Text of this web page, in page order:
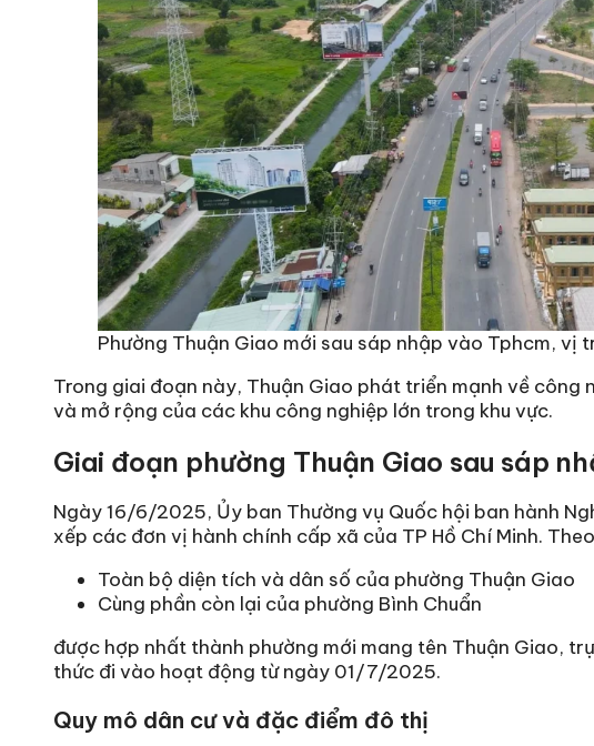
Phường Thuận Giao mới sau sáp nhập vào Tphcm, vị
Trong giai đoạn này, Thuận Giao phát triển mạnh về công
và mở rộng của các khu công nghiệp lớn trong khu vực.
Giai đoạn phường Thuận Giao sau sáp
Ngày 16/6/2025, Ủy ban Thường vụ Quốc hội ban hành
xếp các đơn vị hành chính cấp xã của TP Hồ Chí Minh.
Toàn bộ diện tích và dân số của phường Thuận Giao
Cùng phần còn lại của phường Bình Chuẩn
được hợp nhất thành phường mới mang tên Thuận Giao,
thức đi vào hoạt động từ ngày 01/7/2025.
Quy mô dân cư và đặc điểm đô thị